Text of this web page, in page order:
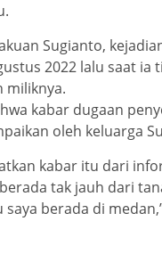
Sugianto,
2022 lalu saat ia
miliknya.
kabar dugaan
oleh keluarga
kabar itu dari
tak jauh dari
saya berada di